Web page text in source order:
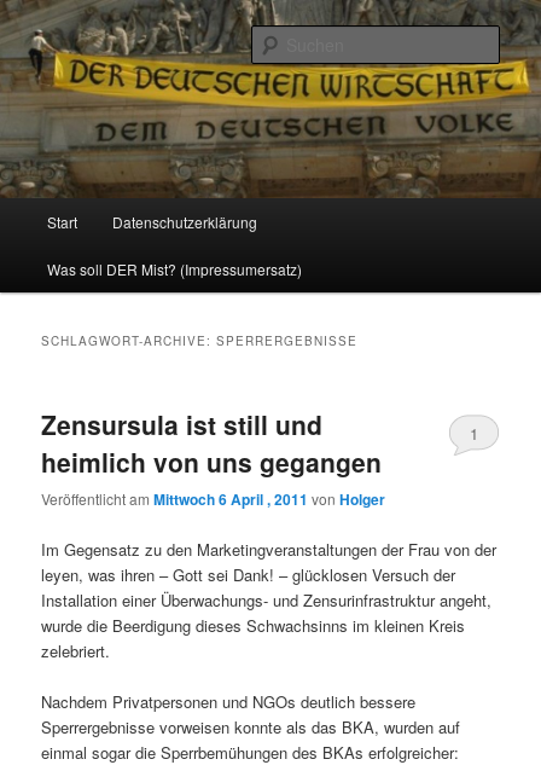
Reizzentrum
Politik, Wirtschaft, Soziales und Gesellschaft
Zum
Inhalt
Zum
sekundären
Start Datenschutzerklärung
Was soll DER Mist? (Impressumersatz)
SCHLAGWORT-ARCHIVE:SPERRERGEBNISSE
Zensursula ist still und
heimlich von uns gegangen
Veröffentlicht amMittwoch 6 April , 2011 vonHolger
1
Im Gegensatz zu den Marketingveranstaltungen der Frau von der
leyen, was ihren – Gott sei Dank! – glücklosen Versuch der
Installation einer Überwachungs- und Zensurinfrastruktur angeht,
wurde die Beerdigung dieses Schwachsinns im kleinen Kreis
zelebriert.
Nachdem Privatpersonen und NGOs deutlich bessere
Sperrergebnisse vorweisen konnte als das BKA, wurden auf
einmal sogar die Sperrbemühungen des BKAs erfolgreicher: